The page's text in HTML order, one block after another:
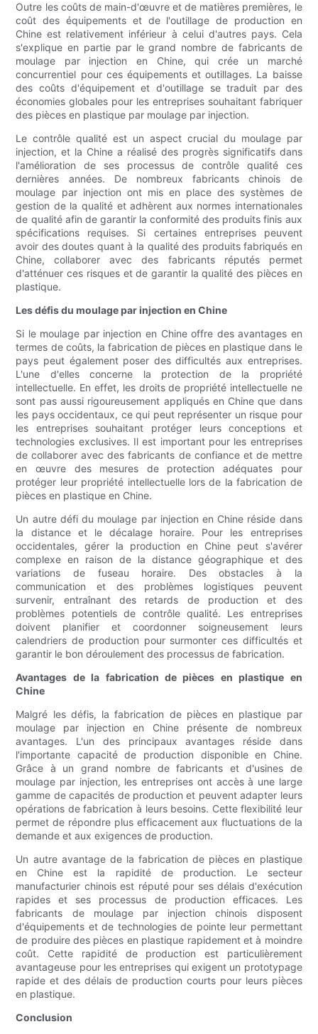
Outre les coûts de main-d'œuvre et de matières premières, le
coût des équipements et de l'outillage de production en
Chine est relativement inférieur à celui d'autres pays. Cela
s'explique en partie par le grand nombre de fabricants de
moulage par injection en Chine, qui crée un marché
concurrentiel pour ces équipements et outillages. La baisse
des coûts d'équipement et d'outillage se traduit par des
économies globales pour les entreprises souhaitant fabriquer
des pièces en plastique par moulage par injection.
Le contrôle qualité est un aspect crucial du moulage par
injection, et la Chine a réalisé des progrès significatifs dans
l'amélioration de ses processus de contrôle qualité ces
dernières années. De nombreux fabricants chinois de
moulage par injection ont mis en place des systèmes de
gestion de la qualité et adhèrent aux normes internationales
de qualité afin de garantir la conformité des produits finis aux
spécifications requises. Si certaines entreprises peuvent
avoir des doutes quant à la qualité des produits fabriqués en
Chine, collaborer avec des fabricants réputés permet
d'atténuer ces risques et de garantir la qualité des pièces en
plastique.
Les défis du moulage par injection en Chine
Si le moulage par injection en Chine offre des avantages en
termes de coûts, la fabrication de pièces en plastique dans le
pays peut également poser des difficultés aux entreprises.
L'une d'elles concerne la protection de la propriété
intellectuelle. En effet, les droits de propriété intellectuelle ne
sont pas aussi rigoureusement appliqués en Chine que dans
les pays occidentaux, ce qui peut représenter un risque pour
les entreprises souhaitant protéger leurs conceptions et
technologies exclusives. Il est important pour les entreprises
de collaborer avec des fabricants de confiance et de mettre
en œuvre des mesures de protection adéquates pour
protéger leur propriété intellectuelle lors de la fabrication de
pièces en plastique en Chine.
Un autre défi du moulage par injection en Chine réside dans
la distance et le décalage horaire. Pour les entreprises
occidentales, gérer la production en Chine peut s'avérer
complexe en raison de la distance géographique et des
variations de fuseau horaire. Des obstacles à la
communication et des problèmes logistiques peuvent
survenir, entraînant des retards de production et des
problèmes potentiels de contrôle qualité. Les entreprises
doivent planifier et coordonner soigneusement leurs
calendriers de production pour surmonter ces difficultés et
garantir le bon déroulement des processus de fabrication.
Avantages de la fabrication de pièces en plastique en
Chine
Malgré les défis, la fabrication de pièces en plastique par
moulage par injection en Chine présente de nombreux
avantages. L'un des principaux avantages réside dans
l'importante capacité de production disponible en Chine.
Grâce à un grand nombre de fabricants et d'usines de
moulage par injection, les entreprises ont accès à une large
gamme de capacités de production et peuvent adapter leurs
opérations de fabrication à leurs besoins. Cette flexibilité leur
permet de répondre plus efficacement aux fluctuations de la
demande et aux exigences de production.
Un autre avantage de la fabrication de pièces en plastique
en Chine est la rapidité de production. Le secteur
manufacturier chinois est réputé pour ses délais d'exécution
rapides et ses processus de production efficaces. Les
fabricants de moulage par injection chinois disposent
d'équipements et de technologies de pointe leur permettant
de produire des pièces en plastique rapidement et à moindre
coût. Cette rapidité de production est particulièrement
avantageuse pour les entreprises qui exigent un prototypage
rapide et des délais de production courts pour leurs pièces
en plastique.
Conclusion